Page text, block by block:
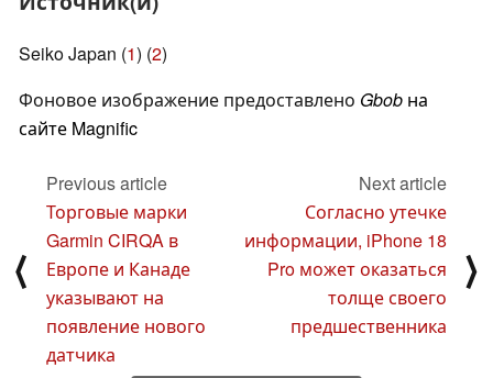
Seiko Japan (1) (2)
Фоновое изображение предоставлено Gbob на
сайте Magnific
⟨
Previous article
Торговые марки
Garmin CIRQA в
Европе и Канаде
указывают на
появление нового
датчика
Next article
Согласно утечке
информации, iPhone 18
Pro может оказаться
толще своего
предшественника
⟩